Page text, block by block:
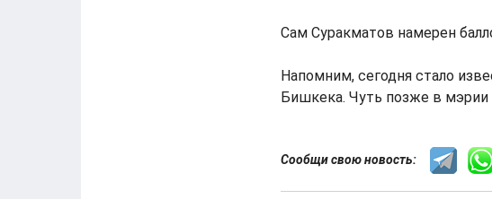
Сам Суракматов намерен
Напомним, сегодня стало
Бишкека. Чуть позже в мэрии
Сообщи свою новость: